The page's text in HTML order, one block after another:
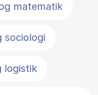
matematik
sociologi
logistik